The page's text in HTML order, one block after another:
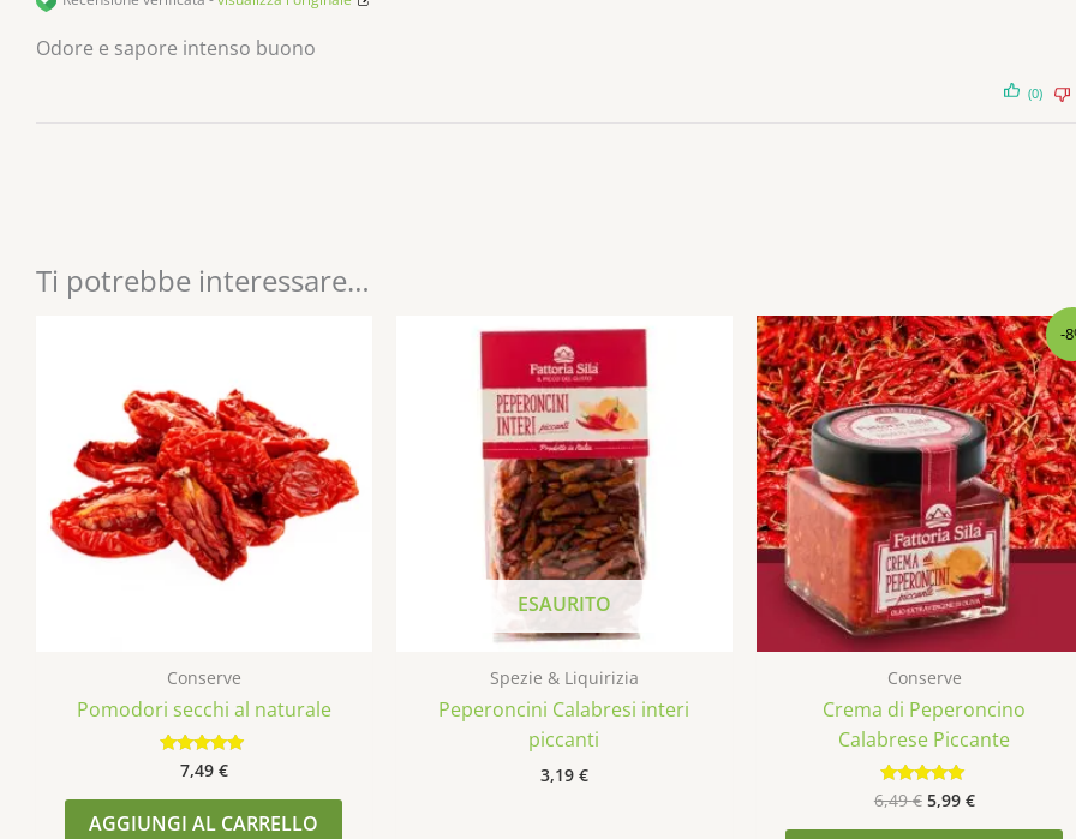
Odore e sapore intenso buono
(0)
Ti potrebbe interessare…
Conserve
Pomodori secchi al naturale
Valutato
4.75
su 5
7,49 €
AGGIUNGI AL CARRELLO
ESAURITO
Spezie & Liquirizia
Peperoncini Calabresi interi
piccanti
3,19 €
-
Conserve
Crema di Peperoncino
Calabrese Piccante
Valutato
4.83
su 5
6,49€
Il
prezzo
originale
era:
6,49 €.
5,99 €
Il
prezzo
attuale
è:
5,99 €.